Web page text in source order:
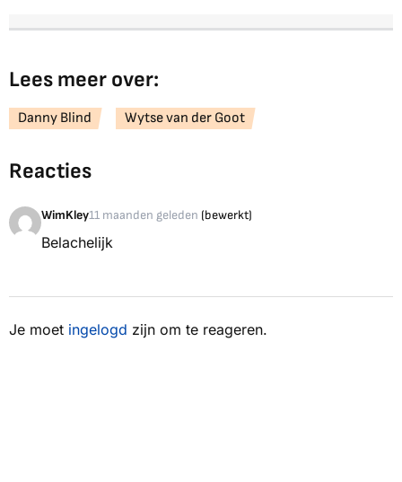
Lees meer over:
Danny Blind Wytse van der Goot
Reacties
WimKley11 maanden geleden (bewerkt)
Belachelijk
Je moet ingelogd zijn om te reageren.